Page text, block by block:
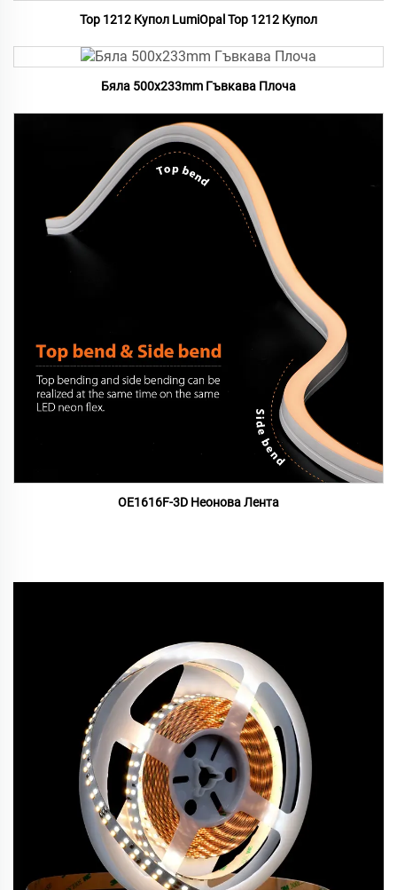
Top 1212 Купол LumiOpal Top 1212 Купол
Бяла 500x233mm Гъвкава Плоча
OE1616F-3D Неонова Лента